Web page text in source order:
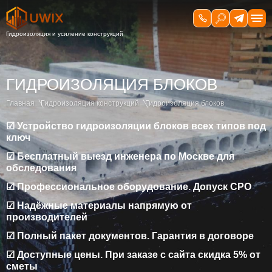
ГИДРОИЗОЛЯЦИЯ БЛОКОВ
Главная Гидроизоляция конструкций Гидроизоляция блоков
☑ Устройство гидроизоляции блоков всех типов под
ключ
☑ Бесплатный выезд инженера по Москве для
обследования
☑ Профессиональное оборудование. Допуск СРО
☑ Надёжные материалы напрямую от
производителей
☑ Полный пакет документов. Гарантия в договоре
☑ Доступные цены. При заказе с сайта скидка 5% от
сметы